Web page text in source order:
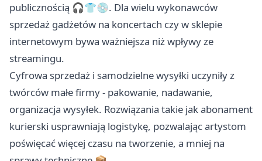
publicznością 🎧👕💿. Dla wielu wykonawców
sprzedaż gadżetów na koncertach czy w sklepie
internetowym bywa ważniejsza niż wpływy ze
streamingu.
Cyfrowa sprzedaż i samodzielne wysyłki uczyniły z
twórców małe firmy - pakowanie, nadawanie,
organizacja wysyłek. Rozwiązania takie jak abonament
kurierski usprawniają logistykę, pozwalając artystom
poświęcać więcej czasu na tworzenie, a mniej na